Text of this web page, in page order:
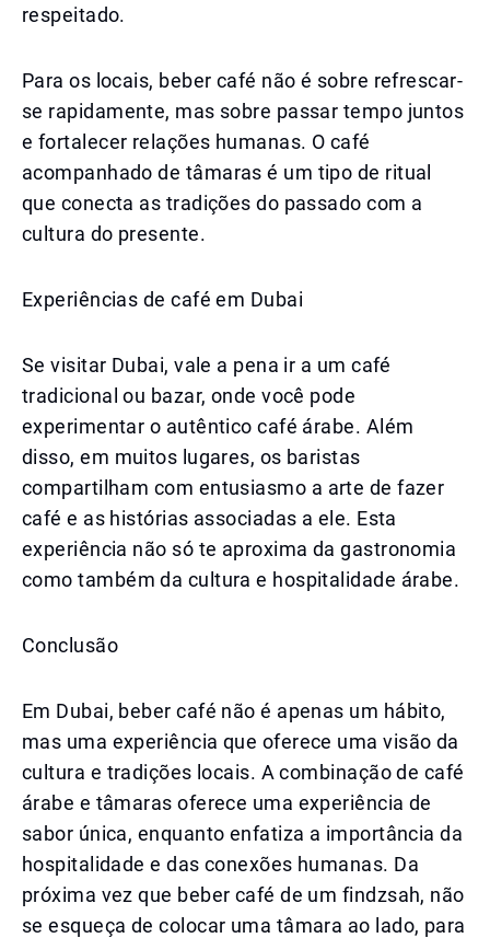
respeitado.
Para os locais, beber café não é sobre refrescar-
se rapidamente, mas sobre passar tempo juntos
e fortalecer relações humanas. O café
acompanhado de tâmaras é um tipo de ritual
que conecta as tradições do passado com a
cultura do presente.
Experiências de café em Dubai
Se visitar Dubai, vale a pena ir a um café
tradicional ou bazar, onde você pode
experimentar o autêntico café árabe. Além
disso, em muitos lugares, os baristas
compartilham com entusiasmo a arte de fazer
café e as histórias associadas a ele. Esta
experiência não só te aproxima da gastronomia
como também da cultura e hospitalidade árabe.
Conclusão
Em Dubai, beber café não é apenas um hábito,
mas uma experiência que oferece uma visão da
cultura e tradições locais. A combinação de café
árabe e tâmaras oferece uma experiência de
sabor única, enquanto enfatiza a importância da
hospitalidade e das conexões humanas. Da
próxima vez que beber café de um findzsah, não
se esqueça de colocar uma tâmara ao lado, para